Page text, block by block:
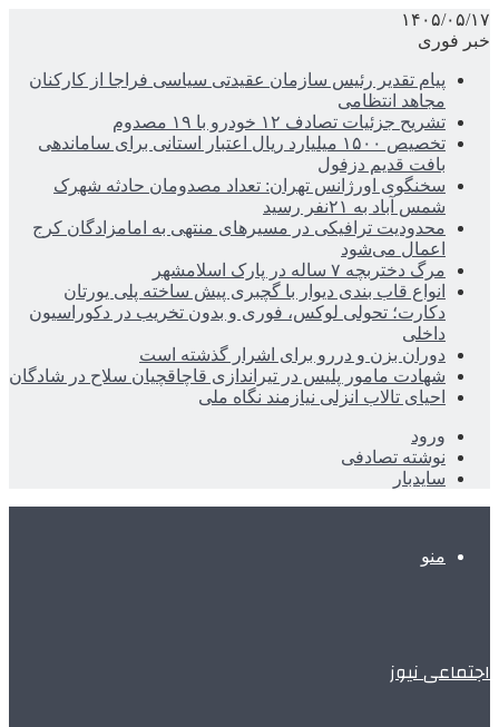
۱۴۰۵/۰۵/۱۷
خبر فوری
پیام تقدیر رئیس سازمان عقیدتی سیاسی فراجا از کارکنان
مجاهد انتظامی
تشریح جزئیات تصادف ۱۲ خودرو با ۱۹ مصدوم
تخصیص ۱۵۰۰ میلیارد ریال اعتبار استانی برای ساماندهی
بافت قدیم دزفول
سخنگوی اورژانس تهران: تعداد مصدومان حادثه شهرک
شمس آباد به ۲۱نفر رسید
محدودیت ترافیکی در مسیرهای منتهی به امامزادگان کرج
اعمال می‌شود
مرگ دختربچه ۷ ساله در پارک اسلامشهر
انواع قاب بندی دیوار با گچبری پیش ساخته پلی یورتان
دکارت؛ تحولی لوکس، فوری و بدون تخریب در دکوراسیون
داخلی
دوران بزن و دررو برای اشرار گذشته است
شهادت مامور پلیس در تیراندازی قاچاقچیان سلاح در شادگان
احیای تالاب انزلی نیازمند نگاه ملی
ورود
نوشته تصادفی
سایدبار
منو
اجتماعی نیوز